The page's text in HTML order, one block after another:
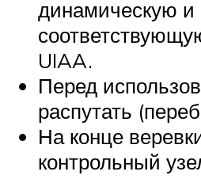
динамическую и
UIAA.
Перед
распутать
На конце
контрольный